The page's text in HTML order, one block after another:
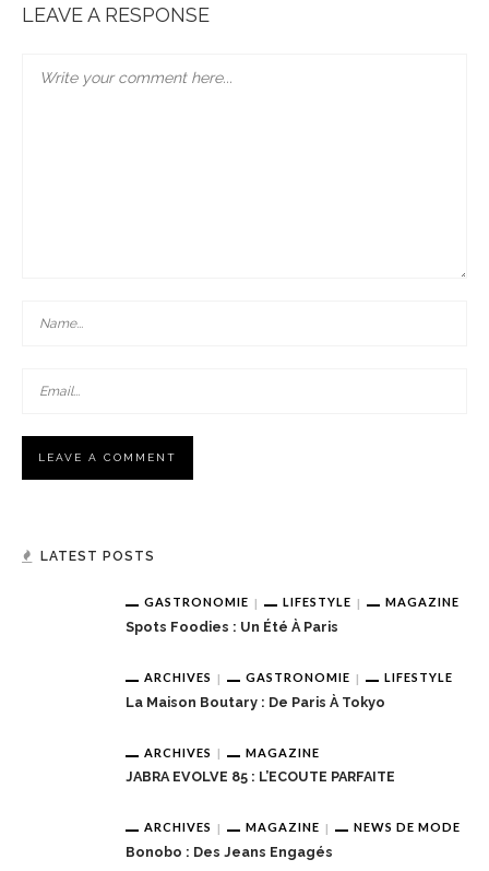
LEAVE A RESPONSE
LATEST POSTS
GASTRONOMIE LIFESTYLE MAGAZINE
Spots Foodies : Un Été À Paris
ARCHIVES GASTRONOMIE LIFESTYLE
La Maison Boutary : De Paris À Tokyo
ARCHIVES MAGAZINE
JABRA EVOLVE 85 : L’ECOUTE PARFAITE
ARCHIVES MAGAZINE NEWS DE MODE
Bonobo : Des Jeans Engagés